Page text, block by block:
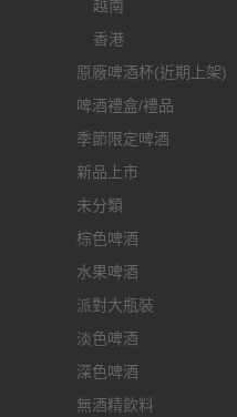
越南
香港
原廠啤酒杯(近期上架)
啤酒禮盒/禮品
季節限定啤酒
新品上市
未分類
棕色啤酒
水果啤酒
派對大瓶裝
淡色啤酒
深色啤酒
無酒精飲料